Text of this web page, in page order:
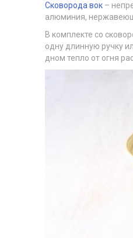
Сковорода вок –
алюминия,
В комплекте со
одну длинную ручку
дном тепло от огня